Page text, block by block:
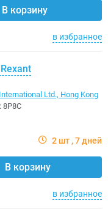
В корзину
в избранное
Ltd., Hong Kong
8P8C
2 шт 7 дней
В корзину
в избранное